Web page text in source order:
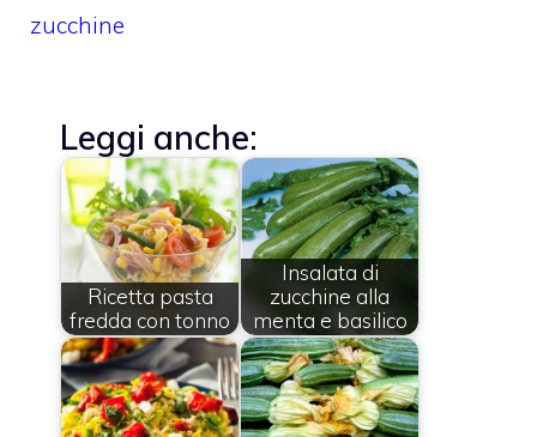
zucchine
Leggi anche:
Ricetta pasta
fredda con tonno
Insalata di
zucchine alla
menta e basilico